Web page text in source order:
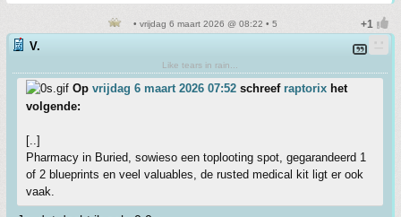
• vrijdag 6 maart 2026 @ 08:22 • 5
V.
Like tears in rain...
Op vrijdag 6 maart 2026 07:52 schreef raptorix het
volgende:
[..]
Pharmacy in Buried, sowieso een toplooting spot, gegarandeerd 1
of 2 blueprints en veel valuables, de rusted medical kit ligt er ook
vaak.